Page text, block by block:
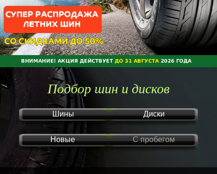
Подбор шин и дисков
Шины Диски
Новые С пробегом